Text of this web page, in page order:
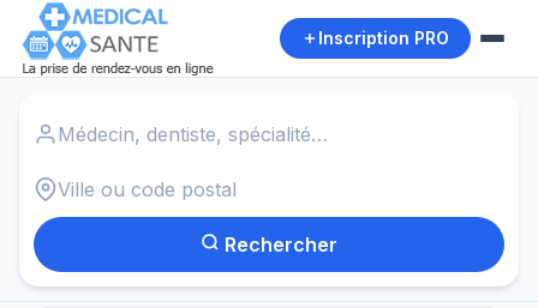
Inscription PRO
Rechercher
Gynécologue
Ophtalmologue
Psychologue